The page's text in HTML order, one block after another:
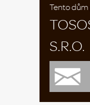
Tento
S.R.O.